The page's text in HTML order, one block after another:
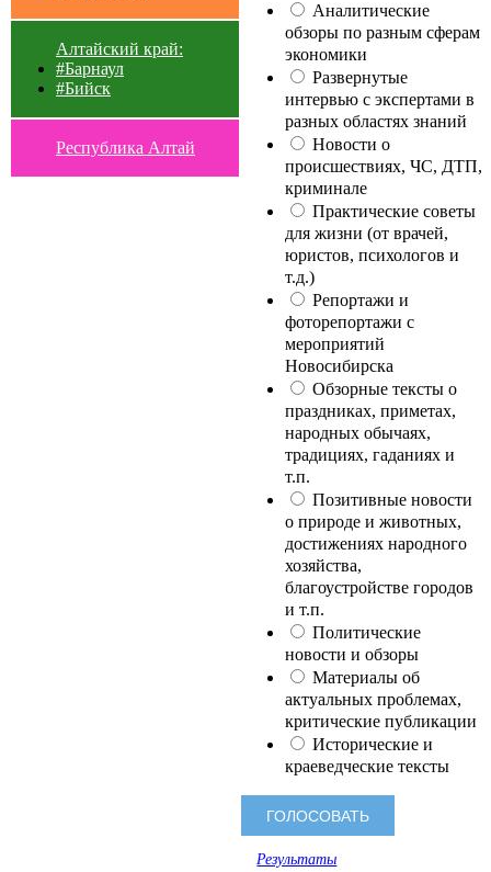
Алтайский край:
#Барнаул
#Бийск
Республика Алтай
Аналитические
обзоры по разным сферам
экономики
Развернутые
интервью с экспертами в
разных областях знаний
Новости о
происшествиях, ЧС, ДТП,
криминале
Практические советы
для жизни (от врачей,
юристов, психологов и
т.д.)
Репортажи и
фоторепортажи с
мероприятий
Новосибирска
Обзорные тексты о
праздниках, приметах,
народных обычаях,
традициях, гаданиях и
т.п.
Позитивные новости
о природе и животных,
достижениях народного
хозяйства,
благоустройстве городов
и т.п.
Политические
новости и обзоры
Материалы об
актуальных проблемах,
критические публикации
Исторические и
краеведческие тексты
Результаты